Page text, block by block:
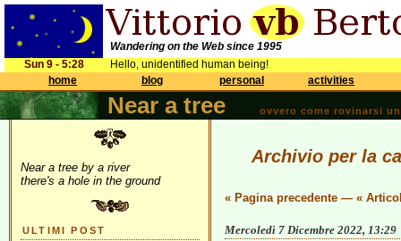
Wandering on the Web since 1995
Sun 9 - 5:28
Hello, unidentified human being!
home
blog personal activities
Near a tree ovvero come rovinarsi
Near a tree by a river
there's a hole in the ground
ULTIMI POST
Archivio per la
« Pagina precedente — «
Mercoledì 7 Dicembre 2022, 13:29